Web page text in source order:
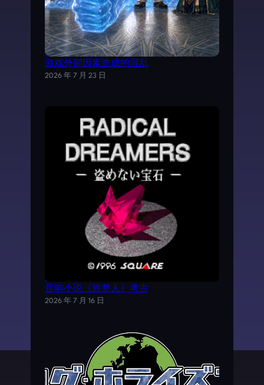
试以AI分析《魔力宝贝》日文剧情，理清
游戏外部因素造成的混乱
2026 年 7 月 23 日
音响小说《旅梦人》考古
2026 年 7 月 16 日